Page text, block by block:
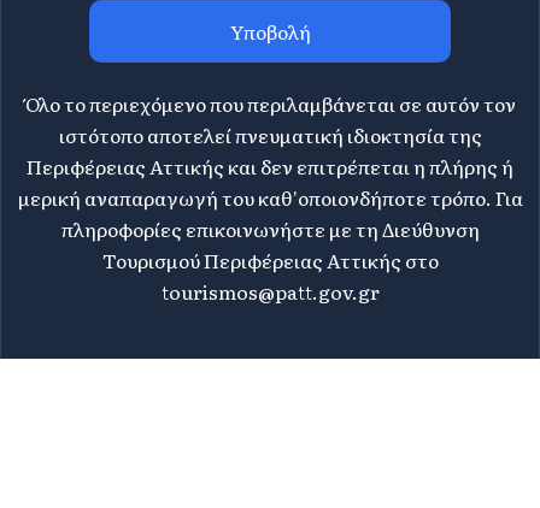
Υποβολή
Όλο το περιεχόμενο που περιλαμβάνεται σε αυτόν τον
ιστότοπο αποτελεί πνευματική ιδιοκτησία της
Περιφέρειας Αττικής και δεν επιτρέπεται η πλήρης ή
μερική αναπαραγωγή του καθ'οποιονδήποτε τρόπο. Για
πληροφορίες επικοινωνήστε με τη Διεύθυνση
Τουρισμού Περιφέρειας Αττικής στο
tourismos@patt.gov.gr